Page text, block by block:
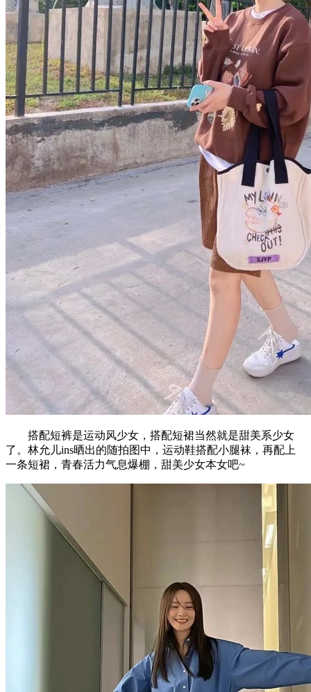
搭配短裤是运动风少女，搭配短裙当然就是甜美系少女
了。林允儿ins晒出的随拍图中，运动鞋搭配小腿袜，再配上
一条短裙，青春活力气息爆棚，甜美少女本女吧~